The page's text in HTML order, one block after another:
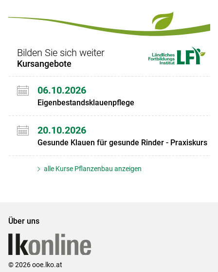
Bilden Sie sich weiter
Kursangebote
06.10.2026
Eigenbestandsklauenpflege
20.10.2026
Gesunde Klauen für gesunde Rinder - Praxiskurs
alle Kurse Pflanzenbau anzeigen
Über uns
© 2026 ooe.lko.at